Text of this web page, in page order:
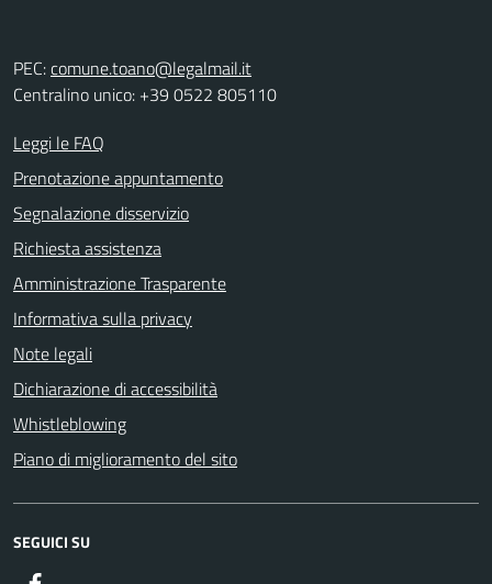
PEC:comune.toano@legalmail.it
Centralino unico: +39 0522 805110
Leggi le FAQ
Prenotazione appuntamento
Segnalazione disservizio
Richiesta assistenza
Amministrazione Trasparente
Informativa sulla privacy
Note legali
Dichiarazione di accessibilità
Whistleblowing
Piano di miglioramento del sito
SEGUICI SU